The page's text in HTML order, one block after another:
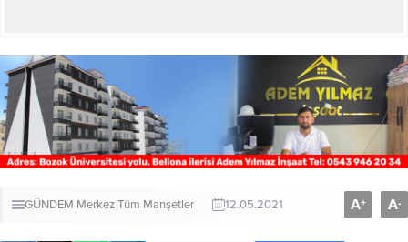
GÜNDEM MerkezTüm Manşetler 12.05.2021 A+ A-